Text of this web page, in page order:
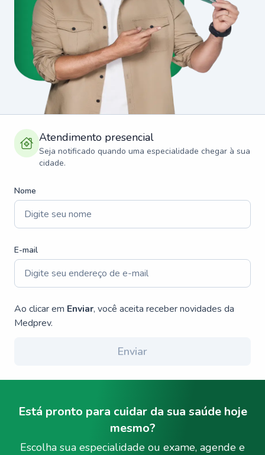
Atendimento presencial
Seja notificado quando uma especialidade chegar à sua
cidade.
Nome
E-mail
Ao clicar em Enviar, você aceita receber novidades da
Medprev.
Enviar
Está pronto para cuidar da sua saúde hoje
mesmo?
Escolha sua especialidade ou exame, agende e